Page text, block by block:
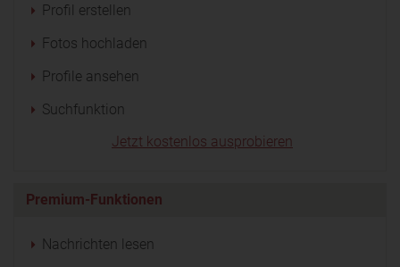
Profil erstellen
Fotos hochladen
Profile ansehen
Suchfunktion
Jetzt kostenlos ausprobieren
Premium-Funktionen
Nachrichten lesen